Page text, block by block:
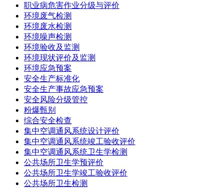
职业病危害作业分级与评价
环境废气检测
环境废水检测
环境噪声检测
环境验收及监测
环境现状评价及监测
环境应急预案
安全生产标准化
安全生产事故应急预案
安全风险分级管控
粉爆甄别
综合安全检查
集中空调通风系统设计评价
集中空调通风系统竣工验收评价
集中空调通风系统卫生学检测
公共场所卫生学预评价
公共场所卫生学竣工验收评价
公共场所卫生检测